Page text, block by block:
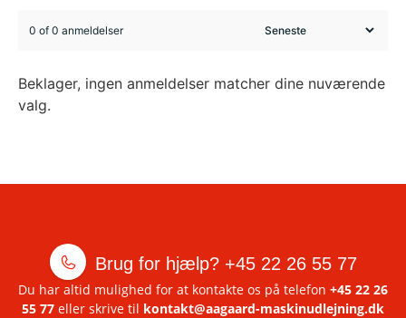
0 of 0 anmeldelser
Beklager, ingen anmeldelser matcher dine nuværende
valg.
Brug for hjælp? +45 22 26 55 77
Du har altid mulighed for at kontakte os på telefon +45 22 26
55 77 eller skrive til kontakt@aagaard-maskinudlejning.dk